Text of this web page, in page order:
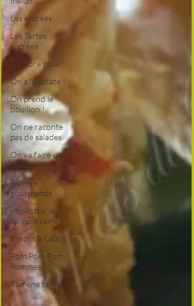
Les entrées
Les Tartes
sucrées
Octobre rose
On a la patate !
On prend le
bouillon !
On ne raconte
pas de salades
On va faire un
boeuf !
Paniers
gourmands
Papillotes, la
cuisson saine
Pimpin le Lapin
Pom Pom Pom,
Pommes
Ramène ta fraise
!